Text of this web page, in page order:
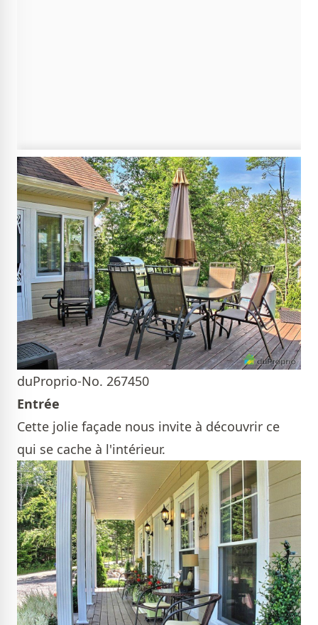
duProprio-No. 267450
Entrée
Cette jolie façade nous invite à découvrir ce
qui se cache à l'intérieur.